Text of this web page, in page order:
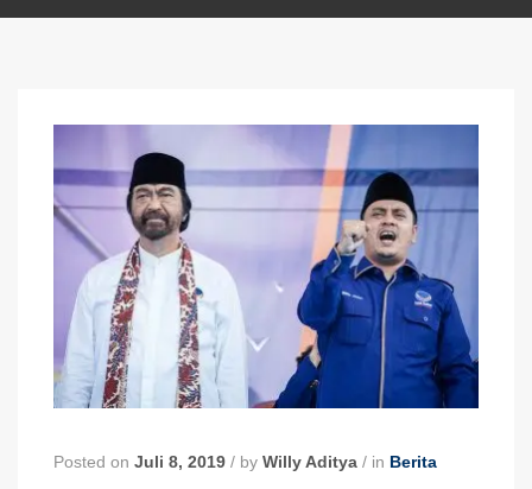
Posted on Juli 8, 2019 / by Willy Aditya / in Berita